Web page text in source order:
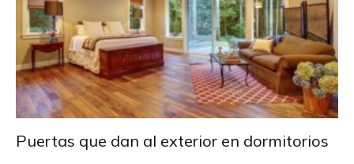
Puertas que dan al exterior en dormitorios